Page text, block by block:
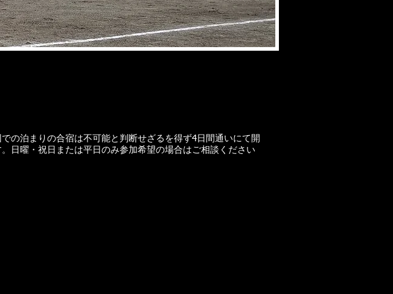
の泊まりの合宿は不可能と判断せざるを得ず4日間通いにて開
日曜・祝日または平日のみ参加希望の場合はご相談ください